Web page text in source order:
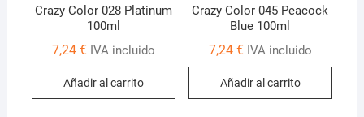
Crazy Color 028 Platinum
100ml
7,24€ IVA incluido
Añadir al carrito
Crazy Color 045 Peacock
Blue 100ml
7,24 € IVA incluido
Añadir al carrito